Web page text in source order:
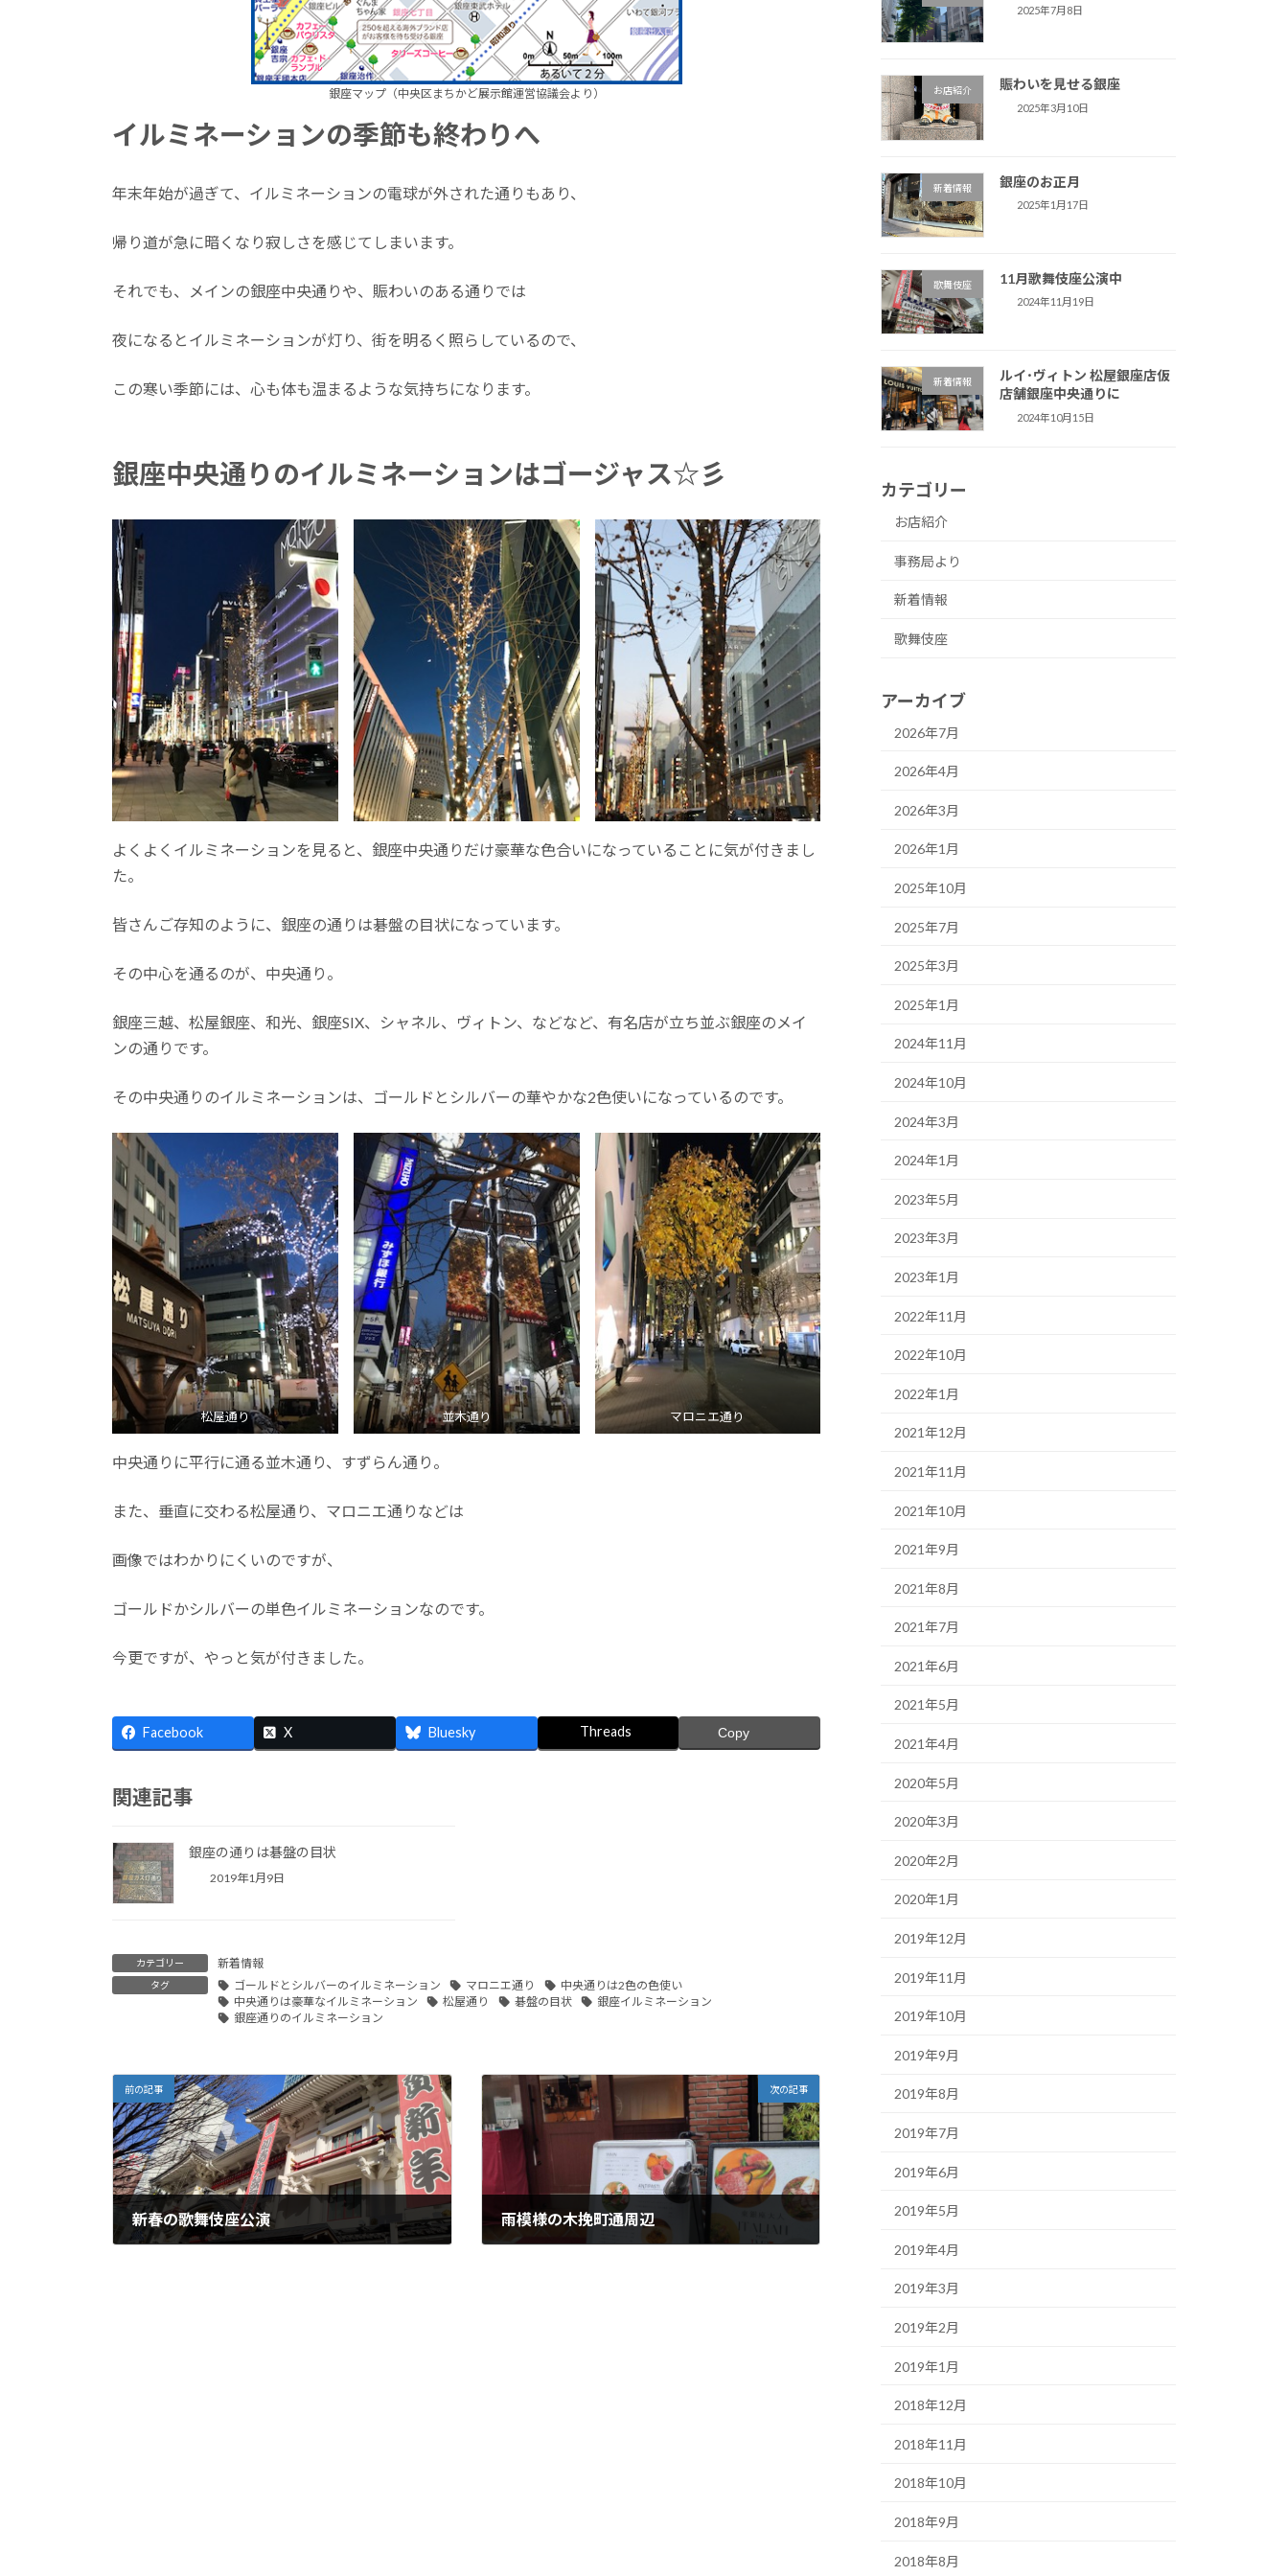
銀座マップ（中央区まちかど展示館運営協議会より）
イルミネーションの季節も終わりへ
年末年始が過ぎて、イルミネーションの電球が外された通りもあり、
帰り道が急に暗くなり寂しさを感じてしまいます。
それでも、メインの銀座中央通りや、賑わいのある通りでは
夜になるとイルミネーションが灯り、街を明るく照らしているので、
この寒い季節には、心も体も温まるような気持ちになります。
銀座中央通りのイルミネーションはゴージャス☆彡
よくよくイルミネーションを見ると、銀座中央通りだけ豪華な色合いになっていることに気が付きまし
た。
皆さんご存知のように、銀座の通りは碁盤の目状になっています。
その中心を通るのが、中央通り。
銀座三越、松屋銀座、和光、銀座SIX、シャネル、ヴィトン、などなど、有名店が立ち並ぶ銀座のメイ
ンの通りです。
その中央通りのイルミネーションは、ゴールドとシルバーの華やかな2色使いになっているのです。
松屋通り 並木通り マロニエ通り
中央通りに平行に通る並木通り、すずらん通り。
また、垂直に交わる松屋通り、マロニエ通りなどは
画像ではわかりにくいのですが、
ゴールドかシルバーの単色イルミネーションなのです。
今更ですが、やっと気が付きました。
Facebook X Bluesky Threads Copy
関連記事
銀座の通りは碁盤の目状
2019年1月9日
カテゴリー 新着情報
タグ ゴールドとシルバーのイルミネーション マロニエ通り
中央通りは2色の色使い
中央通りは豪華なイルミネーション
松屋通り 碁盤の目状
銀座イルミネーション
銀座通りのイルミネーション
前の記事
新春の歌舞伎座公演
次の記事
雨模様の木挽町通周辺
2025年7月8日
お店紹介 賑わいを見せる銀座
2025年3月10日
新着情報 銀座のお正月
2025年1月17日
歌舞伎座 11月歌舞伎座公演中
2024年11月19日
新着情報
ルイ･ヴィトン 松屋銀座店仮
店舗銀座中央通りに
2024年10月15日
カテゴリー
お店紹介
事務局より
新着情報
歌舞伎座
アーカイブ
2026年7月
2026年4月
2026年3月
2026年1月
2025年10月
2025年7月
2025年3月
2025年1月
2024年11月
2024年10月
2024年3月
2024年1月
2023年5月
2023年3月
2023年1月
2022年11月
2022年10月
2022年1月
2021年12月
2021年11月
2021年10月
2021年9月
2021年8月
2021年7月
2021年6月
2021年5月
2021年4月
2020年5月
2020年3月
2020年2月
2020年1月
2019年12月
2019年11月
2019年10月
2019年9月
2019年8月
2019年7月
2019年6月
2019年5月
2019年4月
2019年3月
2019年2月
2019年1月
2018年12月
2018年11月
2018年10月
2018年9月
2018年8月